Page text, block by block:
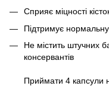
Сприяє міцності
Підтримує
Не містить штучних
консервантів
Приймати 4 капсули